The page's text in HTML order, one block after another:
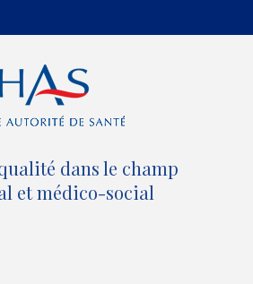
o
o
k
(
n
o
b
e
(
n
o
u
d
(
n
o
dans le champ
et médico-social